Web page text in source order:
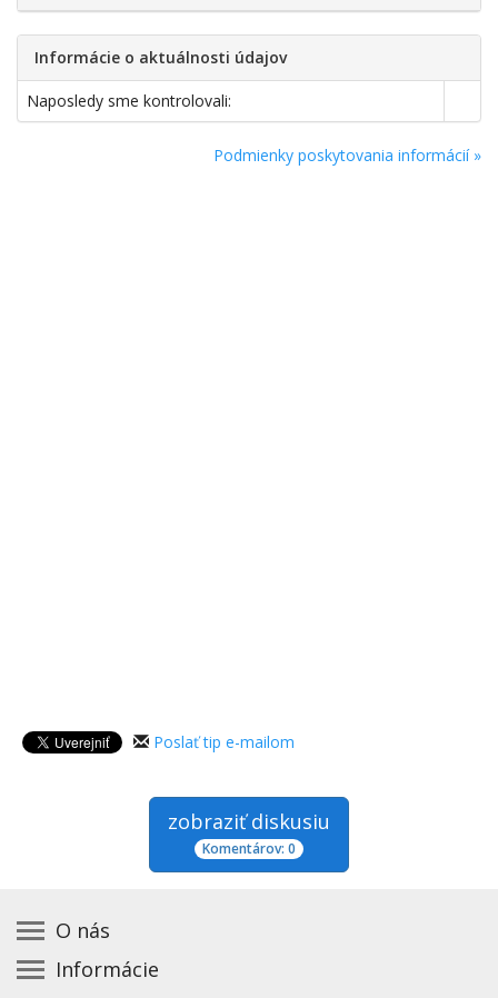
Informácie o aktuálnosti údajov
Naposledy sme kontrolovali:
Podmienky poskytovania informácií »
Poslať tip e-mailom
zobraziť diskusiu
Komentárov: 0
O nás
Kontakt na prevádzkovateľa
Informácie